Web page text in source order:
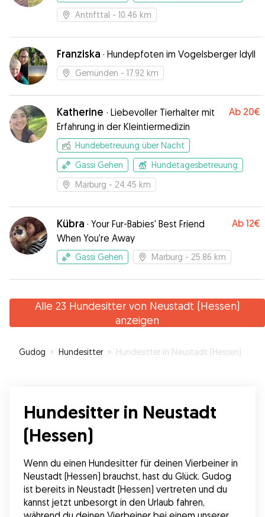
Antrifttal - 10.46 km
Franziska · Hundepfoten im Vogelsberger Idyll
Gemünden - 17.92 km
Katherine · Liebevoller Tierhalter mit
Erfahrung in der Kleintiermedizin
Ab 20€
Hundebetreuung über Nacht
Gassi Gehen
Hundetagesbetreuung
Marburg - 24.45 km
Kübra · Your Fur-Babies' Best Friend
When You're Away
Ab 12€
Gassi Gehen Marburg - 25.86 km
Alle 23 Hundesitter von Neustadt (Hessen)
anzeigen
Gudog » Hundesitter » Hundesitter in Neustadt (Hessen)
Hundesitter in Neustadt
(Hessen)
Wenn du einen Hundesitter für deinen Vierbeiner in
Neustadt (Hessen) brauchst, hast du Glück. Gudog
ist bereits in Neustadt (Hessen) vertreten und du
kannst jetzt unbesorgt in den Urlaub fahren,